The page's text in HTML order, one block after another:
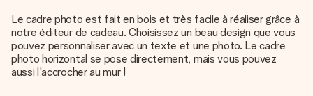
Le cadre photo est fait en bois et très facile à réaliser grâce à
notre éditeur de cadeau. Choisissez un beau design que vous
pouvez personnaliser avec un texte et une photo. Le cadre
photo horizontal se pose directement, mais vous pouvez
aussi l'accrocher au mur !